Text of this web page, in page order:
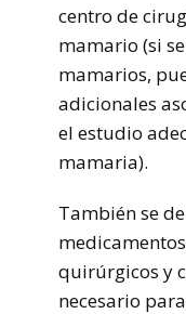
centro de
mamario (si
mamarios,
adicionales
el estudio
mamaria).
También se
quirúrgicos y
necesario